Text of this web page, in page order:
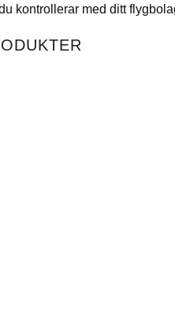
kontrollerar med ditt